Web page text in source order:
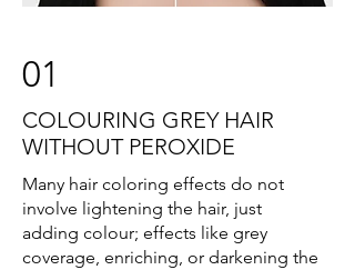
01
COLOURING GREY HAIR
WITHOUT PEROXIDE
Many hair coloring effects do not
involve lightening the hair, just
adding colour; effects like grey
coverage, enriching, or darkening the